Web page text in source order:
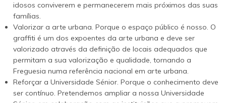
idosos conviverem e permanecerem mais próximos das suas
famílias.
Valorizar a arte urbana. Porque o espaço público é nosso. O
graffiti é um dos expoentes da arte urbana e deve ser
valorizado através da definição de locais adequados que
permitam a sua valorização e qualidade, tornando a
Freguesia numa referência nacional em arte urbana.
Reforçar a Universidade Sénior. Porque o conhecimento deve
ser contínuo. Pretendemos ampliar a nossa Universidade